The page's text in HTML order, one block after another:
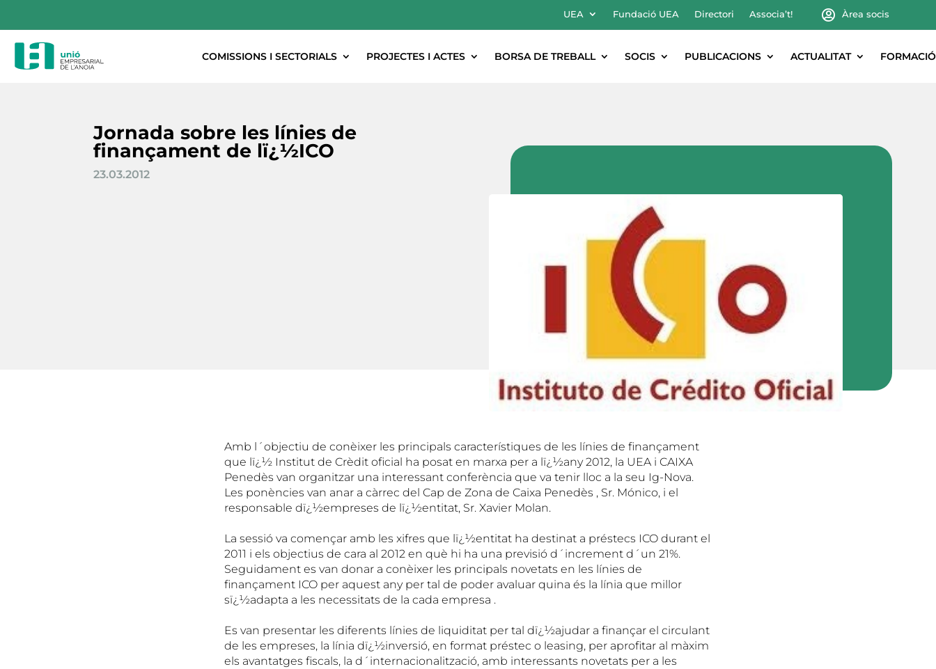
UEA Fundació UEA Directori Associa’t! Àrea socis
COMISSIONS I SECTORIALS PROJECTES I ACTES BORSA DE TREBALL SOCIS PUBLICACIONS ACTUALITAT FORMACIÓ
Jornada sobre les línies de
finançament de lï¿½ICO
23.03.2012
Amb l´objectiu de conèixer les principals característiques de les línies de finançament
que lï¿½ Institut de Crèdit oficial ha posat en marxa per a lï¿½any 2012, la UEA i CAIXA
Penedès van organitzar una interessant conferència que va tenir lloc a la seu Ig-Nova.
Les ponències van anar a càrrec del Cap de Zona de Caixa Penedès , Sr. Mónico, i el
responsable dï¿½empreses de lï¿½entitat, Sr. Xavier Molan.
La sessió va començar amb les xifres que lï¿½entitat ha destinat a préstecs ICO durant el
2011 i els objectius de cara al 2012 en què hi ha una previsió d´increment d´un 21%.
Seguidament es van donar a conèixer les principals novetats en les línies de
finançament ICO per aquest any per tal de poder avaluar quina és la línia que millor
sï¿½adapta a les necessitats de la cada empresa .
Es van presentar les diferents línies de liquiditat per tal dï¿½ajudar a finançar el circulant
de les empreses, la línia dï¿½inversió, en format préstec o leasing, per aprofitar al màxim
els avantatges fiscals, la d´internacionalització, amb interessants novetats per a les